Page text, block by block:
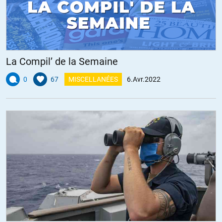
toute la classe politique.
Et que reprocher à McKinsey, la qualité de ses conseils ? Que je sache
la campagne vaxxinale s’est déroulée à 95% sans anicroche et à
100% sans que la presse, de la plus proche des sphères du pouvoir à
la prétendument nouvelle ou alternative ne lève le petit doigt.
ALERTER
RGT//07.04.2022 à 11h27
« fonctionnaires de haut rang qui n’ont pas hésité une seconde à
Et qui, contrairement aux fonctionnaires de base, ont un placard
doré qui leur est réservé À VIE si d’aventure leur employeur n’était
pas satisfait de sa prestation ou qu’il souhaite avoir une
« barbouze » infiltrée au sommet de l’état.
Ensuite on s’étonne que le sommet de l’état (et pas seulement les
« élus » qui ne sont que le sommet de l’iceberg) soit totalement
La Compil’ de la Semaine
0 67 MISCELLANÉES 6.Avr.2022